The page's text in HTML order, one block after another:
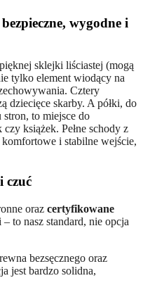
wygodne i
sklejki liściastej (mogą
tylko element wiodący na
Cztery
dziecięce skarby. A półki, do
to miejsce do
książek. Pełne schody z
i stabilne wejście,
czuć
oraz certyfikowane
to nasz standard, nie opcja
bezsęcznego oraz
jest bardzo solidna,